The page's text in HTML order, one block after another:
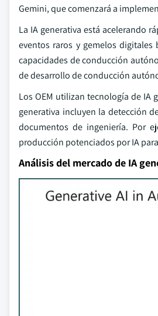
Gemini, que comenzará a
La IA generativa está acelerando
eventos raros y gemelos
capacidades de conducción
de desarrollo de conducción
Los OEM utilizan tecnología de IA
generativa incluyen la detección
documentos de ingeniería. Por
producción potenciados por IA
Análisis del mercado de IA